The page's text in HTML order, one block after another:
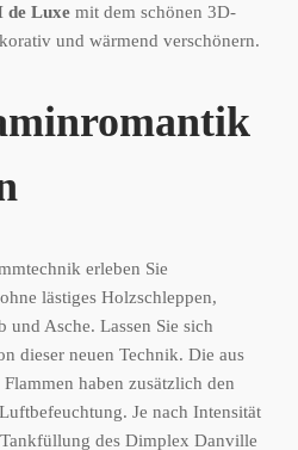
de Luxe mit dem schönen 3D-
und wärmend verschönern.
erleben Sie
lästiges Holzschleppen,
und Asche. Lassen Sie sich
dieser neuen Technik. Die aus
haben zusätzlich den
Je nach Intensität
des Dimplex Danville